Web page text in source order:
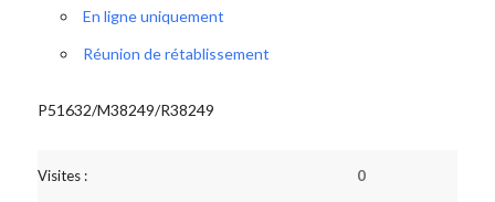
En ligne uniquement
Réunion de rétablissement
P51632/M38249/R38249
Visites : 0